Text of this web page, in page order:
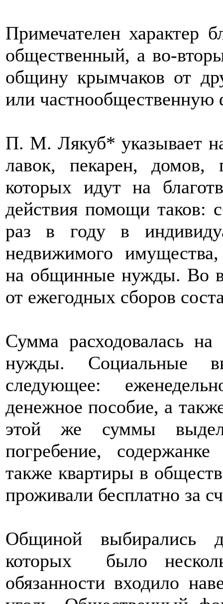
Примечателен характер
общественный, а во-
общину крымчаков от
или
П. М. Лякуб* указывает
лавок, пекарен, домов,
которых идут на
действия помощи таков:
раз в году в
недвижимого
на общинные нужды. Во
от ежегодных сборов
Сумма расходовалась
нужды. Социальные
следующее:
денежное пособие, а
этой же суммы
погребение,
также квартиры в
проживали бесплатно за
Общиной выбирались
которых было
обязанности входило